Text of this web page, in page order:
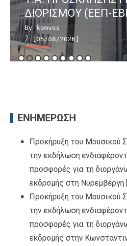
ΔΙΟΡΙΣΜΟΥ (ΕΕΠ-
By komvos
/ [05/08/2026]
ΕΝΗΜΕΡΩΣΗ
Προκήρυξη του Μουσικού
την εκδήλωση
προσφορές για τη
εκδρομής στη Νυρεμβέργη
Προκήρυξη του Μουσικού
την εκδήλωση
προσφορές για τη
εκδρομής στην